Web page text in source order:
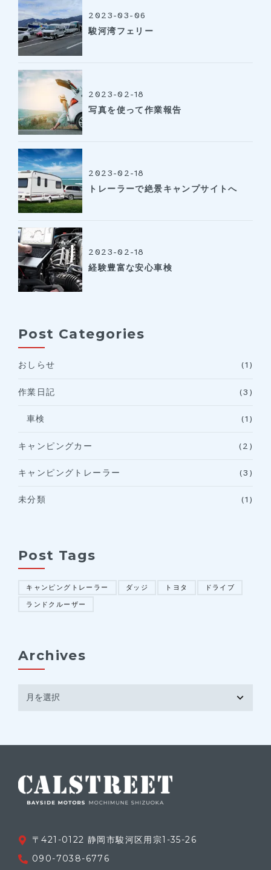
2023-03-06
駿河湾フェリー
2023-02-18
写真を使って作業報告
2023-02-18
トレーラーで絶景キャンプサイトへ
2023-02-18
経験豊富な安心車検
Post Categories
おしらせ (1)
作業日記 (3)
車検 (1)
キャンピングカー (2)
キャンピングトレーラー (3)
未分類 (1)
Post Tags
キャンピングトレーラー ダッジ トヨタ ドライブ
ランドクルーザー
Archives
〒421-0122 静岡市駿河区用宗1-35-26
090-7038-6776